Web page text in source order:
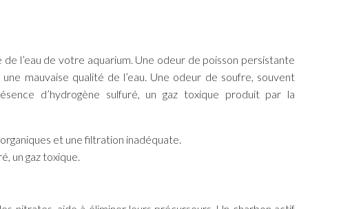
l’eau de votre aquarium. Une odeur de poisson persistante
mauvaise qualité de l’eau. Une odeur de soufre, souvent
d’hydrogène sulfuré, un gaz toxique produit par la
et une filtration inadéquate.
un gaz toxique.